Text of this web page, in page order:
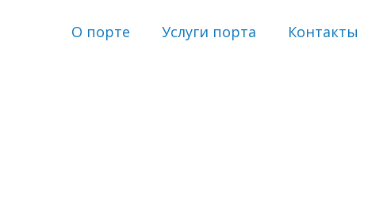
О порте Услуги порта Контакты